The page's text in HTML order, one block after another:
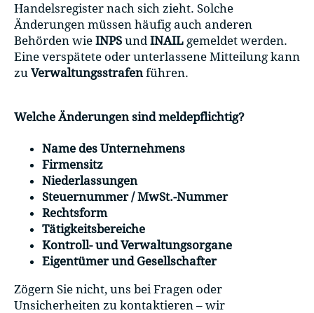
Handelsregister nach sich zieht. Solche
Änderungen müssen häufig auch anderen
Behörden wie INPS und INAIL gemeldet werden.
Eine verspätete oder unterlassene Mitteilung kann
zu Verwaltungsstrafen führen.
Welche Änderungen sind meldepflichtig?
Name des Unternehmens
Firmensitz
Niederlassungen
Steuernummer / MwSt.-Nummer
Rechtsform
Tätigkeitsbereiche
Kontroll- und Verwaltungsorgane
Eigentümer und Gesellschafter
Zögern Sie nicht, uns bei Fragen oder
Unsicherheiten zu kontaktieren – wir